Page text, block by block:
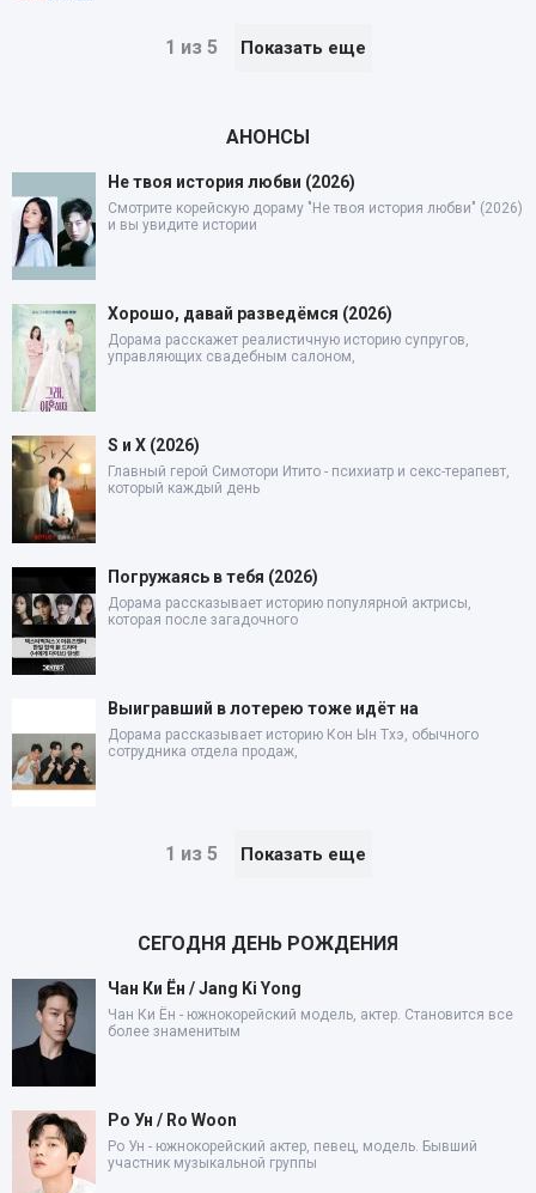
1 из 5 Показать еще
АНОНСЫ
Не твоя история любви (2026)
Смотрите корейскую дораму "Не твоя история любви" (2026)
и вы увидите истории
Хорошо, давай разведёмся (2026)
Дорама расскажет реалистичную историю супругов,
управляющих свадебным салоном,
S и X (2026)
Главный герой Симотори Итито - психиатр и секс-терапевт,
который каждый день
Погружаясь в тебя (2026)
Дорама рассказывает историю популярной актрисы,
которая после загадочного
Выигравший в лотерею тоже идёт на
Дорама рассказывает историю Кон Ын Тхэ, обычного
сотрудника отдела продаж,
1 из 5 Показать еще
СЕГОДНЯ ДЕНЬ РОЖДЕНИЯ
Чан Ки Ён / Jang Ki Yong
Чан Ки Ён - южнокорейский модель, актер. Становится все
более знаменитым
Ро Ун / Ro Woon
Ро Ун - южнокорейский актер, певец, модель. Бывший
участник музыкальной группы